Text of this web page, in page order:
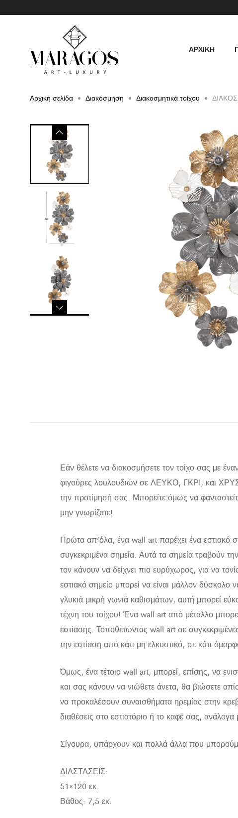
ΑΡΧΙΚΗ
Αρχική σελίδα Διακόσμηση Διακοσμητικά τοίχου
Εάν θέλετε να διακοσμήσετε τον τοίχο σας με
φιγούρες λουλουδιών σε ΛΕΥΚΟ, ΓΚΡΙ, και
την προτίμησή σας. Μπορείτε όμως να
μην γνωρίζατε!
Πρώτα απ’όλα, ένα wall art παρέχει ένα εστιακό
συγκεκριμένα σημεία. Αυτά τα σημεία τραβούν
τον κάνουν να δείχνει πιο ευρύχωρος, για να
εστιακό σημείο μπορεί να είναι μάλλον
γλυκιά μικρή γωνιά καθισμάτων, αυτή μπορεί
τέχνη του τοίχου! Ένα wall art από μέταλλο
εστίασης. Τοποθετώντας wall art σε
την εστίαση από κάτι μη ελκυστικό, σε κάτι
Όμως, ένα τέτοιο wall art, μπορεί, επίσης, να
και σας κάνουν να νιώθετε άνετα, θα βιώσετε
να προκαλέσουν συναισθήματα ηρεμίας στην
διαθέσεις στο εστιατόριο ή το καφέ σας,
Σίγουρα, υπάρχουν και πολλά άλλα που
ΔΙΑΣΤΑΣΕΙΣ:
51×120 εκ.
Βάθος: 7,5 εκ.